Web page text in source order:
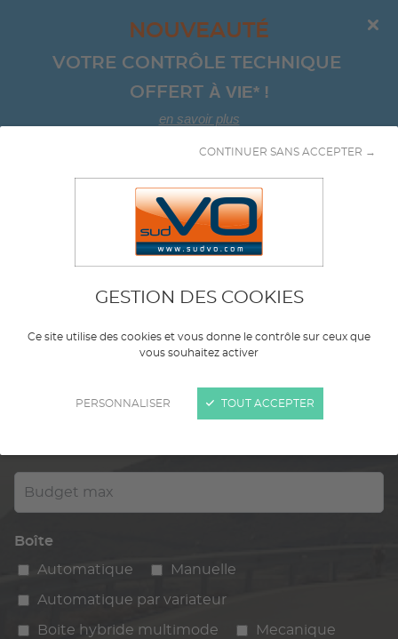
GESTION DES COOKIES
Ce site utilise des cookies et vous donne le contrôle sur ceux que
vous souhaitez activer
PERSONNALISER
CONTINUER SANS ACCEPTER →
TOUT ACCEPTER
NOUVEAUTÉ
VOTRE CONTRÔLE TECHNIQUE
OFFERT À VIE*!
en savoir plus
Aller au contenu
Budget max
Boîte
Automatique
Manuelle
Automatique par variateur
Boite hybride multimode Mecanique